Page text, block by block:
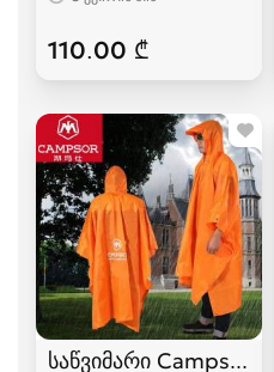
110.00 ₾
საწვიმარი Campsor